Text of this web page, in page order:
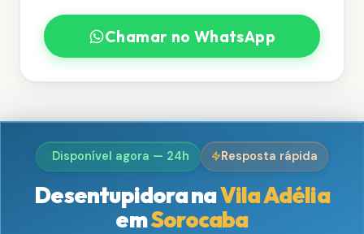
Chamar no WhatsApp
Disponível agora — 24h Resposta rápida
Desentupidora naVila Adélia
emSorocaba